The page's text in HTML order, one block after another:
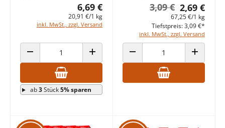
6,69 €
20,91 €/1 kg
inkl. MwSt., zzgl. Versand
ANZAHL VERRINGERN ANZAHL ERHÖHEN
ab3Stück5% sparen
2,69 €
3,09 €
67,25 €/1 kg
inkl. MwSt., zzgl. Versand
Tiefstpreis: 3,09 €*
ANZAHL VERRINGERN ANZAHL